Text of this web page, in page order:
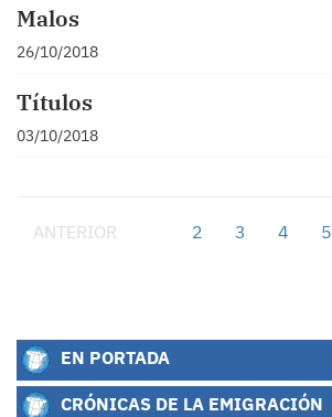
Malos
26/10/2018
Títulos
03/10/2018
ANTERIOR 2 3 4 5
EN PORTADA
CRÓNICAS DE LA EMIGRACIÓN